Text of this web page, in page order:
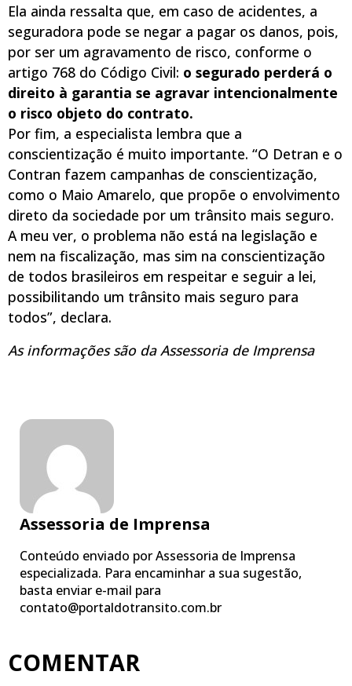
Ela ainda ressalta que, em caso de acidentes, a
seguradora pode se negar a pagar os danos, pois,
por ser um agravamento de risco, conforme o
artigo 768 do Código Civil: o segurado perderá o
direito à garantia se agravar intencionalmente
o risco objeto do contrato.
Por fim, a especialista lembra que a
conscientização é muito importante. “O Detran e o
Contran fazem campanhas de conscientização,
como o Maio Amarelo, que propõe o envolvimento
direto da sociedade por um trânsito mais seguro.
A meu ver, o problema não está na legislação e
nem na fiscalização, mas sim na conscientização
de todos brasileiros em respeitar e seguir a lei,
possibilitando um trânsito mais seguro para
todos”, declara.
As informações são da Assessoria de Imprensa
Assessoria de Imprensa
Conteúdo enviado por Assessoria de Imprensa
especializada. Para encaminhar a sua sugestão,
basta enviar e-mail para
contato@portaldotransito.com.br
COMENTAR